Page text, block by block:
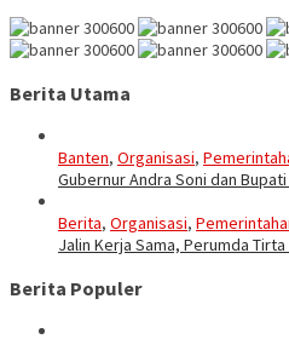
Berita Utama
Banten, Organisasi,
Gubernur Andra Soni dan
Berita, Organisasi,
Jalin Kerja Sama, Perumda
Berita Populer